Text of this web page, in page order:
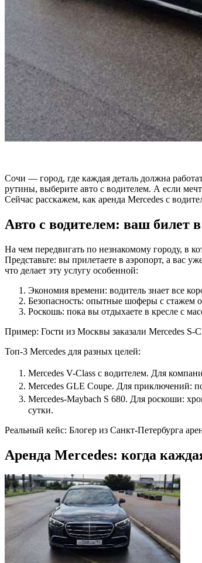
Сочи — город, где каждая деталь должна
рутины, выберите авто с водителем. А если
Сейчас расскажем, как аренда Mercedes с
Авто с водителем: ваш билет
На чем передвигать по незнакомому городу, в
Представьте: вы прилетаете в аэропорт, а вас
что делает эту услугу особенной:
Экономия времени: водитель знает все
Безопасность: опытные шоферы с стажем
Роскошь: пока вы отдыхаете в кресле с
Пример: Гости из Москвы заказали Mercedes S-
Топ-3 Mercedes для разных целей:
Mercedes V-Class с водителем. Для
Mercedes GLE Coupe. Для приключений:
Mercedes-Maybach S 680. Для роскоши:
сутки.
Реальный кейс: Блогер из Санкт-Петербурга
Аренда Mercedes: когда